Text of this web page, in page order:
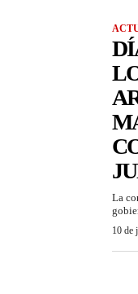
La
10 de